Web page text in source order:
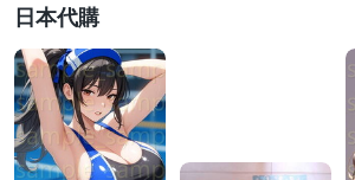
日本代購